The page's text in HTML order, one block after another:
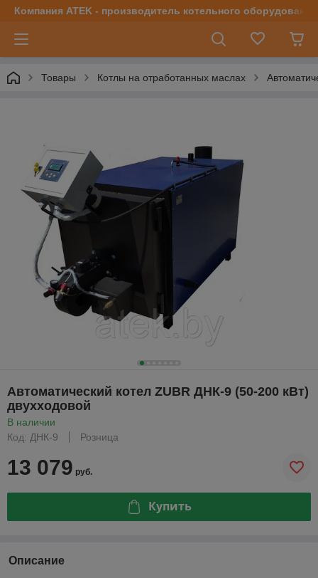
Компания ATEK - производитель котельного оборудования
Товары Котлы на отработанных маслах
Автоматический котел ZUBR ДНК-9 (50-200 кВт)
двухходовой
В наличии
Код: ДНК-9
Розница
13 079 руб.
Купить
Описание